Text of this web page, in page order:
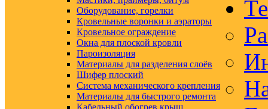
Оборудование, горелки
Кровельные воронки и аэраторы
Кровельное ограждение
Окна для плоской кровли
Пароизоляция
Материалы для разделения слоёв
Шифер плоский
Система механического крепления
Материалы для быстрого ремонта
Кабельный обогрев крыш